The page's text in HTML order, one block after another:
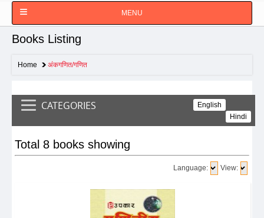
MENU
Books Listing
Home अंकगणित/गणित
CATEGORIES
English
Hindi
Total 8 books showing
Language: View: